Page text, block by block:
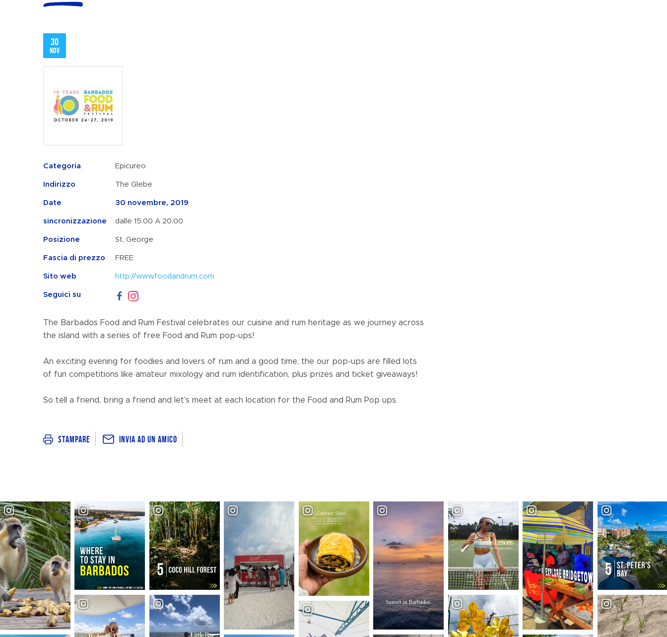
30
nov
Categoria Epicureo
Indirizzo The Glebe
Date 30 novembre, 2019
sincronizzazione dalle 15.00 A 20.00
Posizione St. George
Fascia di prezzo FREE
Sito web http://www.foodandrum.com
Seguici su
The Barbados Food and Rum Festival celebrates our cuisine and rum heritage as we journey across
the island with a series of free Food and Rum pop-ups!
An exciting evening for foodies and lovers of rum and a good time, the our pop-ups are filled lots
of fun competitions like amateur mixology and rum identification, plus prizes and ticket giveaways!
So tell a friend, bring a friend and let's meet at each location for the Food and Rum Pop ups.
Stampare Invia ad un amico